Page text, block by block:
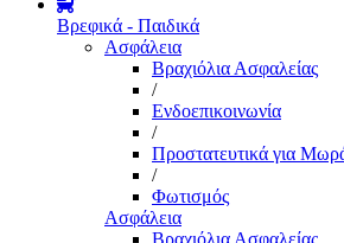
Βρεφικά - Παιδικά
Ασφάλεια
Βραχιόλια Ασφαλείας
/
Ενδοεπικοινωνία
/
Προστατευτικά για
/
Φωτισμός
Ασφάλεια
Βραχιόλια Ασφαλείας